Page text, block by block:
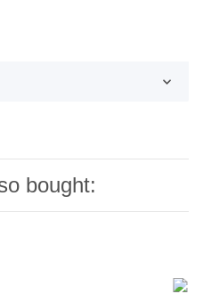
bought: